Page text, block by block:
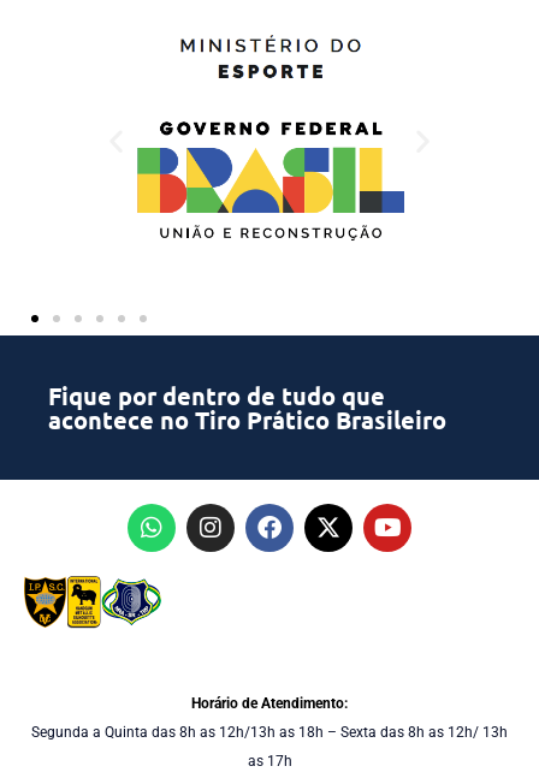
Fique por dentro de tudo que
acontece no Tiro Prático Brasileiro
Horário de Atendimento:
Segunda a Quinta das 8h as 12h/13h as 18h – Sexta das 8h as 12h/ 13h
as 17h